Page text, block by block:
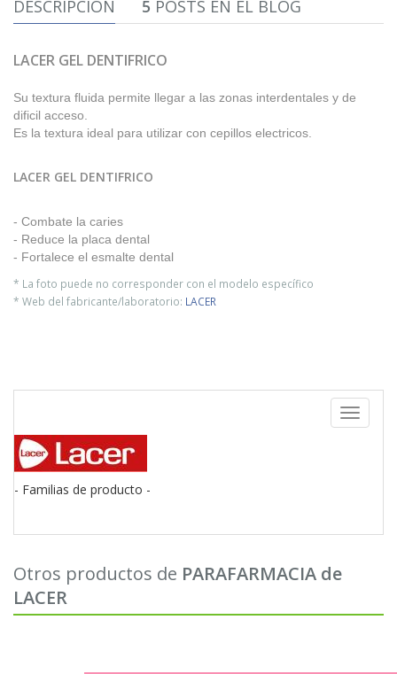
DESCRIPCIÓN 5 POSTS EN EL BLOG
LACER GEL DENTIFRICO
Su textura fluida permite llegar a las zonas interdentales y de
dificil acceso.
Es la textura ideal para utilizar con cepillos electricos.
LACER GEL DENTIFRICO
- Combate la caries
- Reduce la placa dental
- Fortalece el esmalte dental
* La foto puede no corresponder con el modelo específico
* Web del fabricante/laboratorio: LACER
Toggle
- Familias de producto -
Otros productos de PARAFARMACIA de
LACER